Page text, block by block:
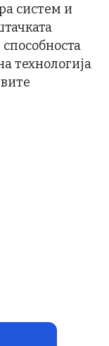
систем и
технологија